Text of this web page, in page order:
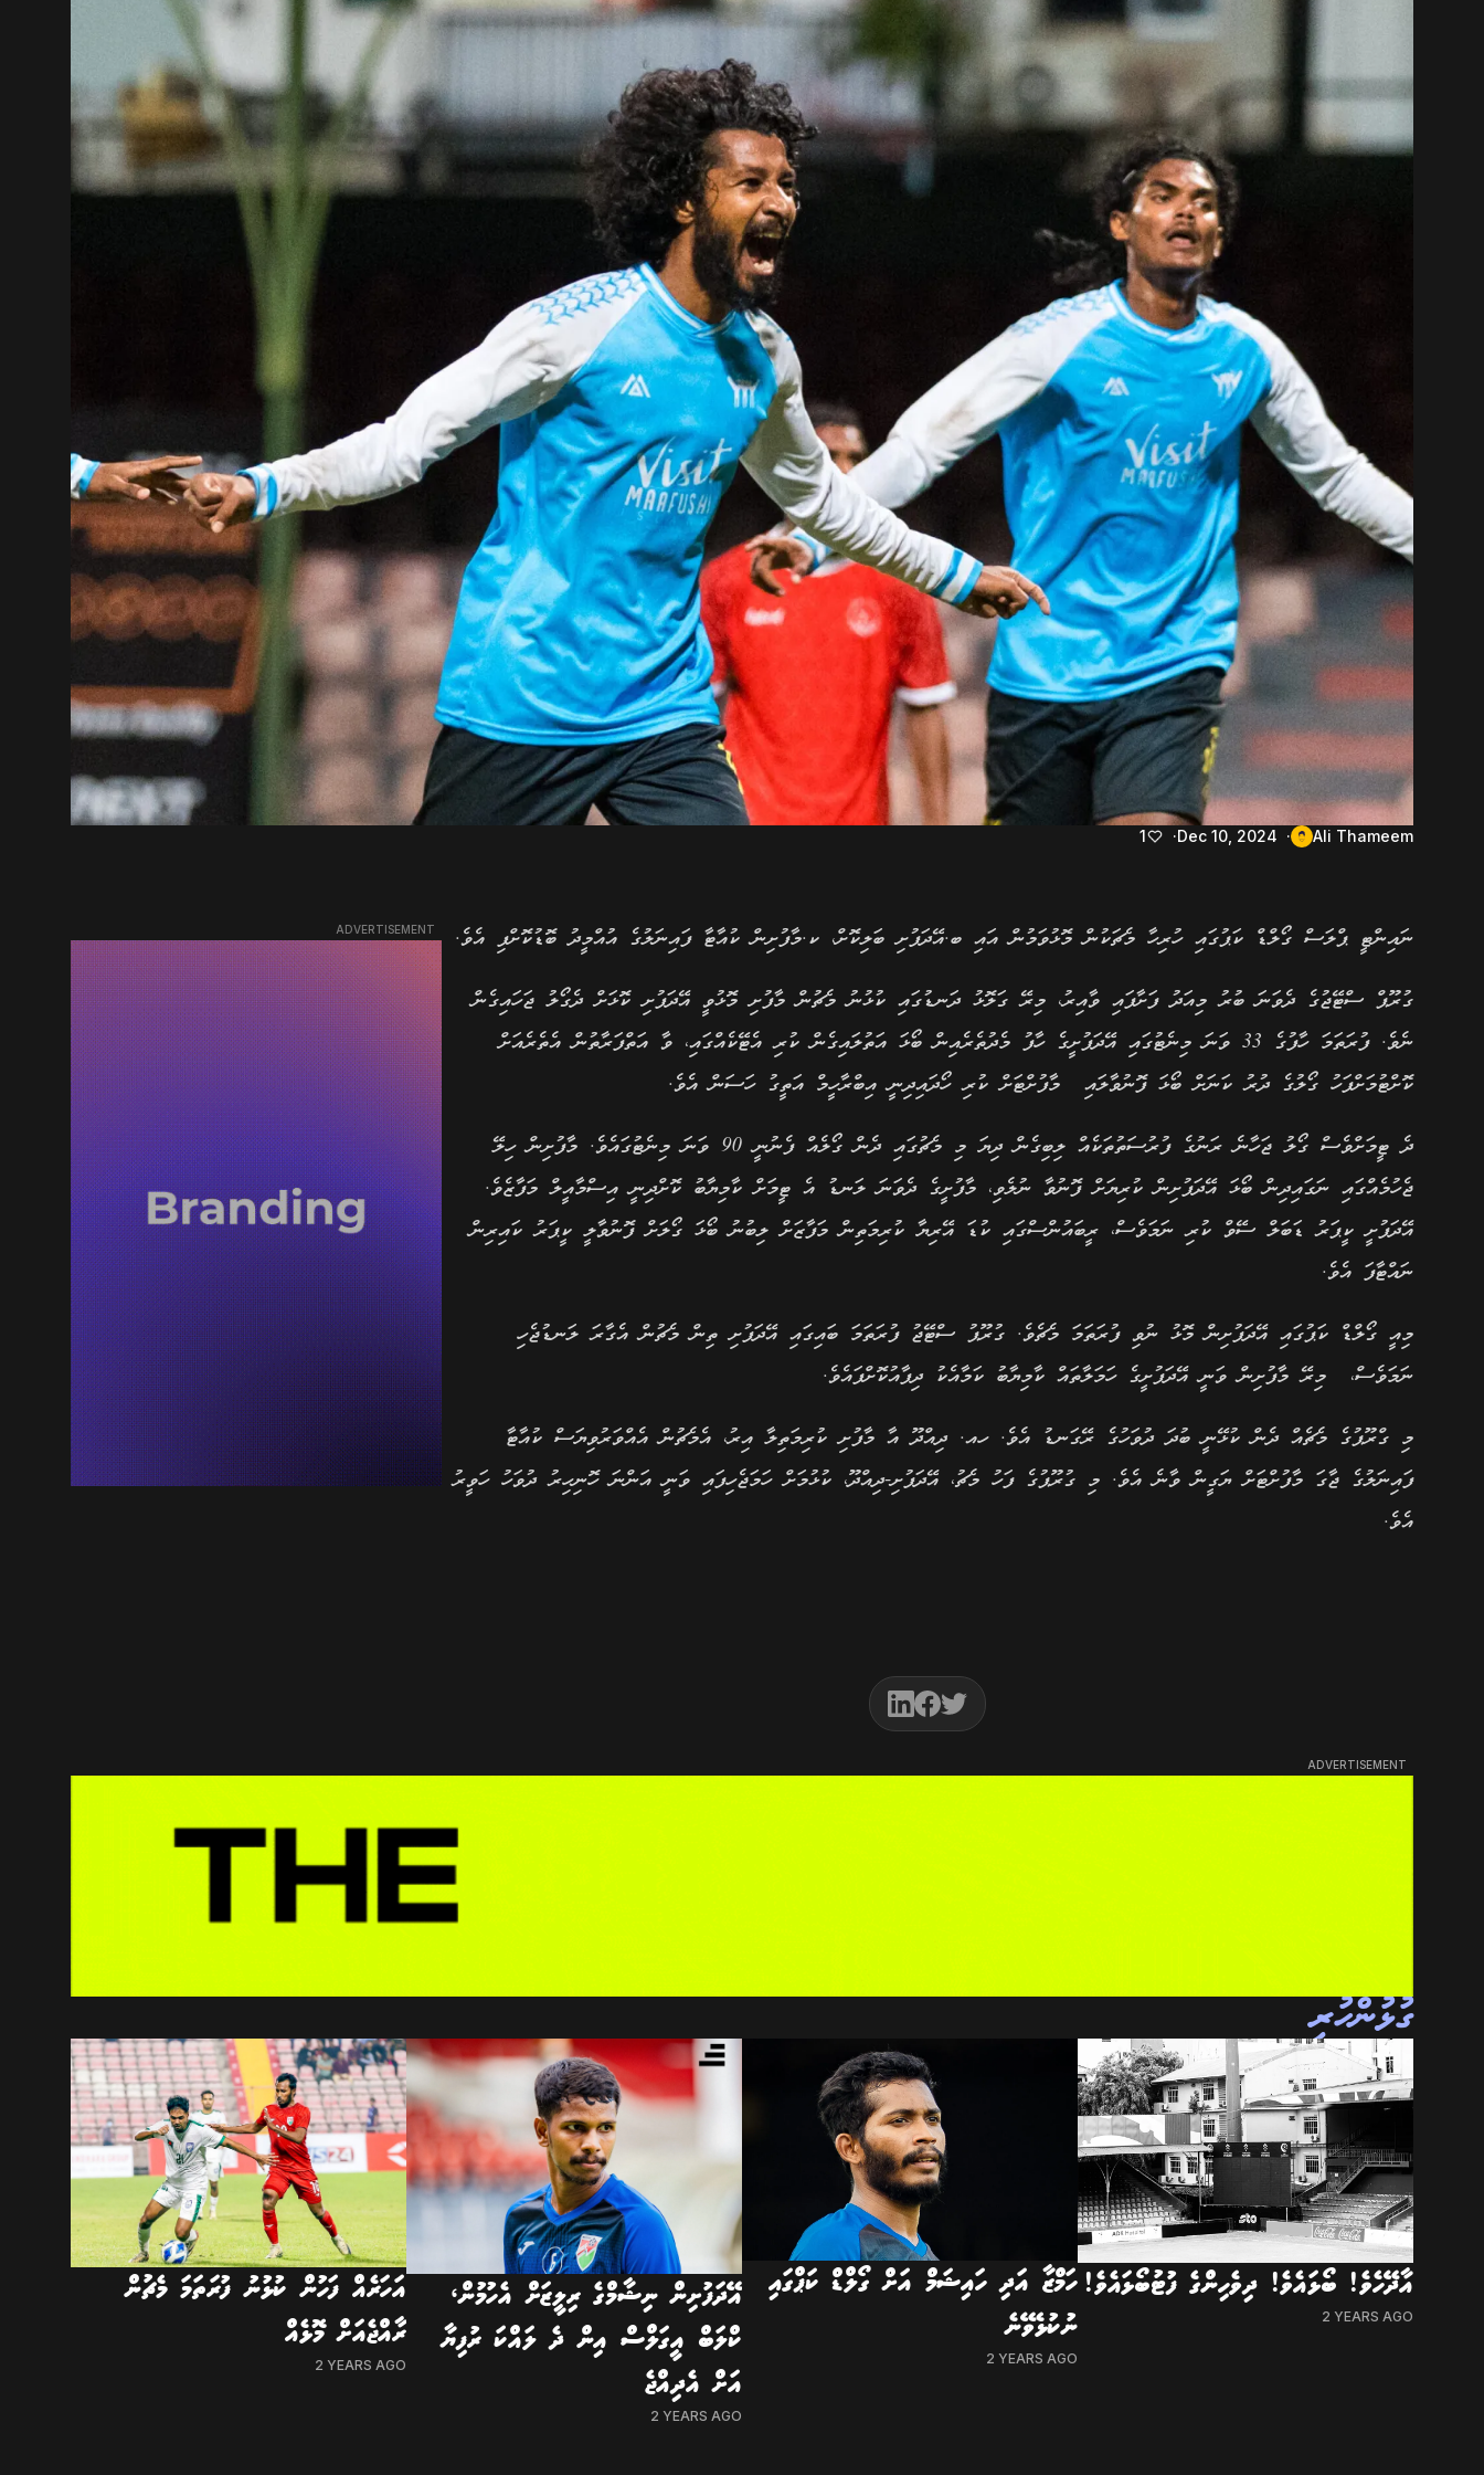
Ali Thameem
Dec 10, 2024
1
ނައިންޓީ ޕްލަސް ގޯލްޑް ކަޕުގައި ހުރިހާ މެޗަކުން މޮޅުވަމުން އައި ބ.އޭދަފުށި ބަލިކޮށް، ކ.މާފުށިން ކުއާޓާ ފައިނަލުގެ އުއްމީދު ބޮޑުކޮށްފި އެވެ.
ގުރޫޕް ސްޓޭޖުގެ ދެވަނަ ބުރު މިއަދު ފަށާފައި ވާއިރު، މިރޭ ގަލޮޅު ދަނޑުގައި ކުޅުނު މެޗުން މާފުށި މޮޅުވީ އޭދަފުށި ކޮޅަށް ދެގޯލު ޖަހައިގެން
ނެވެ. ފުރަތަމަ ހާފުގެ 33 ވަނަ މިނެޓުގައި އޭދަފުށީގެ ހާފު މެދުތެރެއިން ބޯޅަ އަތުލައިގެން ކުރި އެޓޭކެއްގައި، ވާ އަތްފަރާތުން އެތެރެއަށް
ކޮށްޓުމަށްފަހު ގޯލުގެ ދުރު ކަނަށް ބޯޅަ ފޮނުވާލައި މާފުށްޓަށް ކުރި ހޯދައިދިނީ އިބްރާހީމް އަތީގު ހަސަން އެވެ.
ދެ ޓީމަށްވެސް ގޯލު ޖަހާނެ ރަނުގެ ފުރުސަތުތަކެއް ލިބިގެން ދިޔަ މި މެޗުގައި ދެން ގޯލެއް ފެނުނީ 90 ވަނަ މިނެޓުގައެވެ. މާފުށިން ހިލޭ
ޖެހުމެއްގައި ނަގައިދިން ބޯޅަ އޭދަފުށިން ކުރިޔަށް ފޮނުވާ ނުލެވި، މާފުށީގެ ދެވަނަ ލަނޑު އެ ޓީމަށް ކާމިޔާބު ކޮށްދިނީ އިސްމާއީލް މަފާޒެވެ.
އޭދަފުށީ ކީޕަރު ޑަބަލް ސޭވް ކުރި ނަމަވެސް، ރީބައުންސްގައި ކުޑަ އޭރިޔާ ކުރިމަތިން މަފާޒަށް ލިބުނު ބޯޅަ ގޯލަށް ފޮނުވާލީ ކީޕަރު ކައިރިން
ނައްޓާފަ އެވެ.
މިއީ ގޯލްޑް ކަޕުގައި އޭދަފުށިން މޮޅު ނުވި ފުރަތަމަ މެޗެވެ. ގުރޫޕު ސްޓޭޖު ފުރަތަމަ ބައިގައި އޭދަފުށި ތިން މެޗުން އެގާރަ ލަނޑުޖެހި
ނަމަވެސް، މިރޭ މާފުށިން ވަނީ އޭދަފުށީގެ ހަމަލާތައް ކާމިޔާބު ކަމާއެކު ދިފާއުކޮށްފައެވެ.
މި ގްރޫޕުގެ މެޗެއް ދެން ކުޅޭނީ ބުދަ ދުވަހުގެ ރޭގަނޑު އެވެ. ހއ. ދިއްދޫ އާ މާފުށި ކުރިމަތިލާ އިރު، އެމެޗުން އެއްވަރުވިޔަސް ކުއާޓާ
ފައިނަލުގެ ޖާގަ މާފުށްޓަށް ޔަގީން ވާނެ އެވެ. މި ގުރޫޕުގެ ފަހު މެޗު، އޭދަފުށި-ދިއްދޫ، ކުޅުމަށް ހަމަޖެހިފައި ވަނީ އަންނަ ހޮނިހިރު ދުވަހު ހަވީރު
އެވެ.
ADVERTISEMENT
ADVERTISEMENT
ގުޅުންހުރި
އާދޭހެވެ! ބޯޅައެވެ! ދިވެހިންގެ ފުޓުބޯޅައެވެ!
2 YEARS AGO
ހަމްޒާ އަދި ހައިޝަމް އަށް ގޯލްޑް ކަޕްގައި
ނުކުޅެވޭނެ
2 YEARS AGO
އޭދަފުށިން ނިޝާމްގެ ރިލީޒަށް އެހުމުން،
ކްލަބް އީގަލްސް އިން ދެ ލައްކަ ރުފިޔާ
އަށް އެދިއްޖެ
2 YEARS AGO
އަހަރެއް ފަހުން ކުޅުނު ފުރަތަމަ މެޗުން
ރާއްޖެއަށް މޮޅެއް
2 YEARS AGO